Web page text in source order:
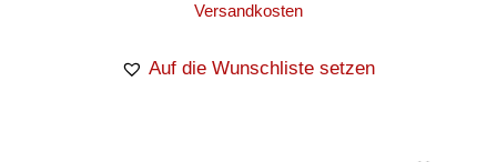
Versandkosten
Auf die Wunschliste setzen